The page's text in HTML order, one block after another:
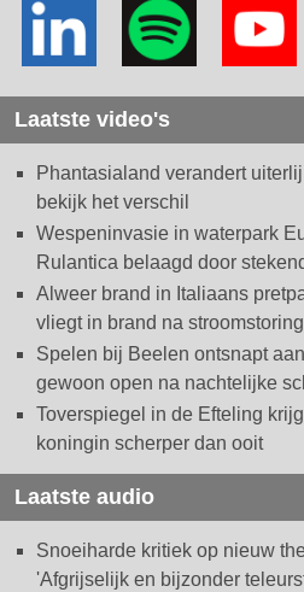
Laatste video's
Phantasialand verandert
bekijk het verschil
Wespeninvasie in waterpark
Rulantica belaagd door
Alweer brand in Italiaans
vliegt in brand na stroomstoring
Spelen bij Beelen ontsnapt
gewoon open na nachtelijke
Toverspiegel in de Efteling
koningin scherper dan ooit
Laatste audio
Snoeiharde kritiek op nieuw
'Afgrijselijk en bijzonder